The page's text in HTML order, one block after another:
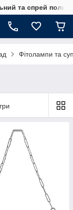
та спрей полив,
Фітолампи та